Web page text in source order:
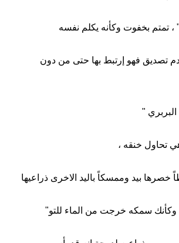
، تمتم بخفوت وكأنه يكلم نفسه
تصديق فهو إرتبط بها حتى من دون
البربري "
تحاول خنقه ،
خصرها بيد وممسكاً باليد الاخرى ذراعيها
سمكه خرجت من الماء للتو"